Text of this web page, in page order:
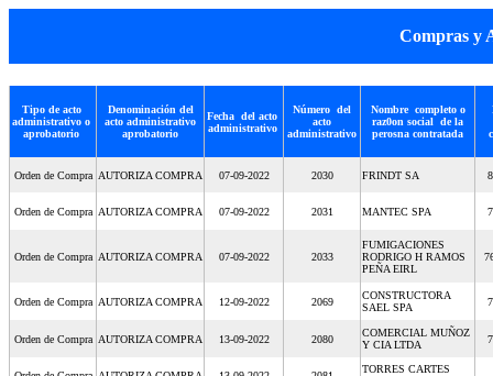
Compras y
Tipo de acto
administrativo o
aprobatorio
Denominación del
acto administrativo
aprobatorio
Fecha del acto
administrativo
Número del
acto
administrativo
Nombre completo o
raz0on social de la
perosna contratada
Orden de Compra AUTORIZA COMPRA 07-09-2022 2030 FRINDT SA
Orden de Compra AUTORIZA COMPRA 07-09-2022 2031 MANTEC SPA
Orden de Compra AUTORIZA COMPRA 07-09-2022 2033
FUMIGACIONES
RODRIGO H RAMOS
PEÑA EIRL
Orden de Compra AUTORIZA COMPRA 12-09-2022 2069
CONSTRUCTORA
SAEL SPA
Orden de Compra AUTORIZA COMPRA 13-09-2022 2080
COMERCIAL MUÑOZ
Y CIA LTDA
TORRES CARTES